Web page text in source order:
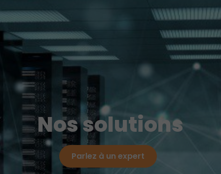
Nos solutions
Parlez à un expert